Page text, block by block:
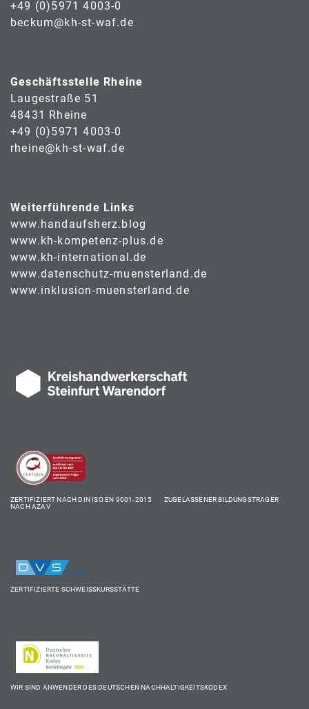
+49 (0)5971 4003-0
beckum@kh-st-waf.de
Geschäftsstelle Rheine
Laugestraße 51
48431 Rheine
+49 (0)5971 4003-0
rheine@kh-st-waf.de
Weiterführende Links
www.handaufsherz.blog
www.kh-kompetenz-plus.de
www.kh-international.de
www.datenschutz-muensterland.de
www.inklusion-muensterland.de
ZERTIFIZIERT NACH DIN ISO EN 9001-2015 ZUGELASSENER BILDUNGSTRÄGER
NACH AZAV
ZERTIFIZIERTE SCHWEISSKURSSTÄTTE
WIR SIND ANWENDER DES DEUTSCHEN NACHHALTIGKEITSKODEX